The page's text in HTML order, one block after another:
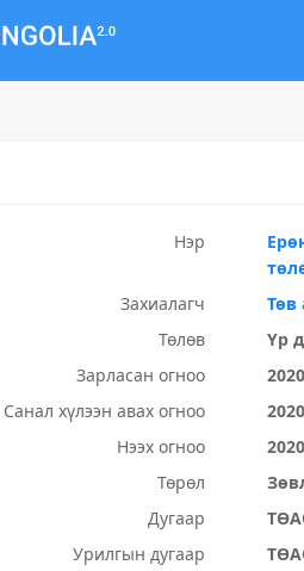
Нэр
Захиалагч
Төв
Төлөв
Үр
Зарласан огноо
Санал хүлээн авах огноо
Нээх огноо
Төрөл
Дугаар
Урилгын дугаар